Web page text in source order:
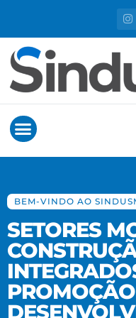
BEM-VINDO AO
SETORES
BEM-VINDO AO
SETORES